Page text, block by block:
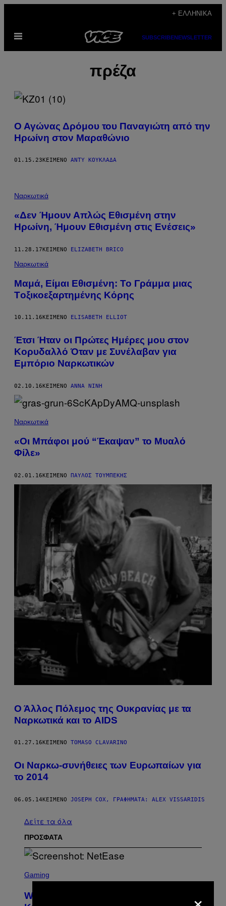
περιεχόμενο
+ ΕΛΛΗΝΙΚΆ
Ανοίξτε
μενού
SUBSCRIBENEWSLETTER
πρέζα
Ο Αγώνας Δρόμου του Παναγιώτη από την
Ηρωίνη στον Μαραθώνιο
01.15.23 ΚΕΊΜΕΝΟ ΆΝΤΥ ΚΟΥΚΛΆΔΑ
Ναρκωτικά
«Δεν Ήμουν Απλώς Εθισμένη στην
Ηρωίνη, Ήμουν Εθισμένη στις Ενέσεις»
11.28.17ΚΕΊΜΕΝΟ ELIZABETH BRICO
Ναρκωτικά
Μαμά, Είμαι Εθισμένη: Το Γράμμα μιας
Tοξικοεξαρτημένης Κόρης
10.11.16 ΚΕΊΜΕΝΟ ELISABETH ELLIOT
Έτσι Ήταν οι Πρώτες Ημέρες μου στον
Κορυδαλλό Όταν με Συνέλαβαν για
Εμπόριο Ναρκωτικών
02.10.16ΚΕΊΜΕΝΟ ΆΝΝΑ ΝΊΝΗ
Ναρκωτικά
«Οι Μπάφοι μού “Έκαψαν” το Μυαλό
Φίλε»
02.01.16ΚΕΊΜΕΝΟ ΠΑΎΛΟΣ ΤΟΥΜΠΈΚΗΣ
Ο Άλλος Πόλεμος της Ουκρανίας με τα
Ναρκωτικά και το AIDS
01.27.16 ΚΕΊΜΕΝΟ TOMASO CLAVARINO
Οι Ναρκω-συνήθειες των Ευρωπαίων για
το 2014
06.05.14ΚΕΊΜΕΝΟ JOSEPH COX, ΓΡΑΦΉΜΑΤΑ: ALEX VISSARIDIS
Δείτε τα όλα
ΠΡΟΣΦΑΤΑ
C
E
N
Gaming
Who Is The Hood? Everything To